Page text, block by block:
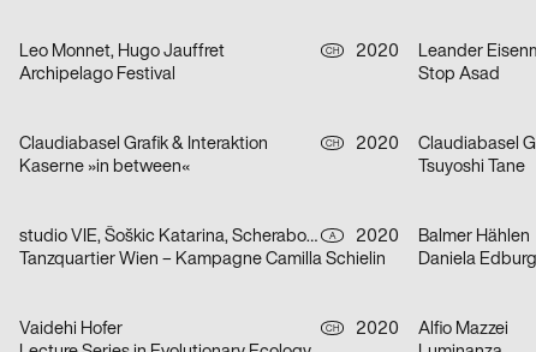
Leo Monnet, Hugo Jauffret CH
2020
Archipelago Festival
Leander
Stop Asad
Claudiabasel Grafik & Interaktion CH
2020
Kaserne »in between«
Claudiabasel
Tsuyoshi Tane
studio VIE, Šoškic Katarina, Scherabon Herwig A
2020
Tanzquartier Wien – Kampagne Camilla Schielin
Balmer Hählen
Daniela
Vaidehi Hofer CH
2020
Alfio Mazzei